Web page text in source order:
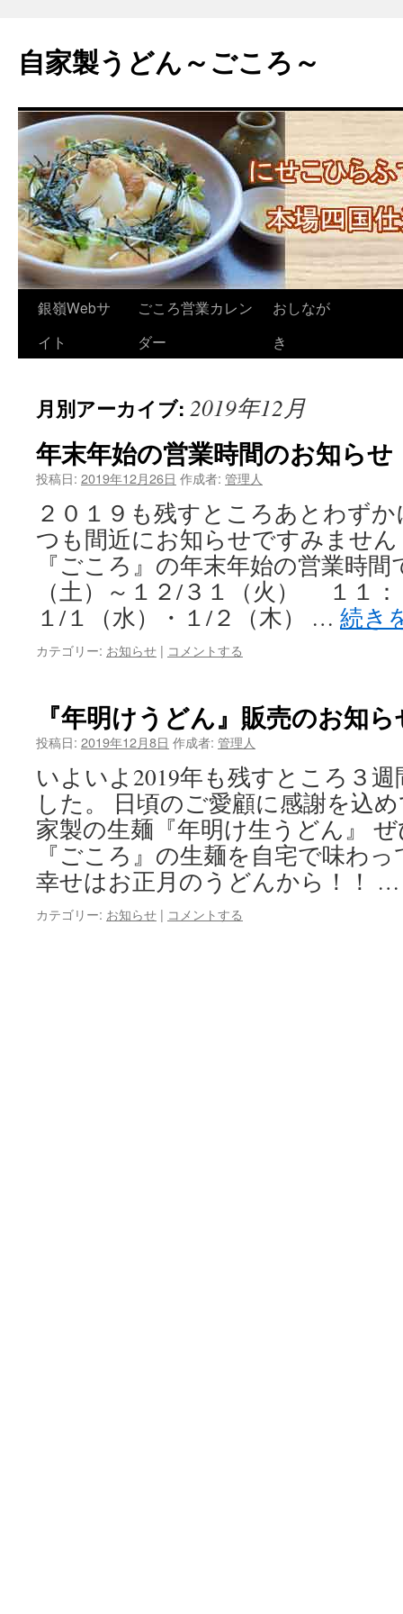
自家製うどん～ごころ～
コ
へ
銀嶺Webサ
イト
ごころ営業カレン
ダー
おしなが
き
月別アーカイブ: 2019年12月
年末年始の営業時間のお知らせ
投稿日: 2019年12月26日 作成者: 管理人
２０１９も残すところあとわず
つも間近にお知らせですみませ
『ごころ』の年末年始の営業時
（土）～１２/３１（火） １１
１/１（水）・１/２（木） … 続き
カテゴリー: お知らせ | コメントする
『年明けうどん』販売のお知
投稿日: 2019年12月8日 作成者: 管理人
いよいよ2019年も残すところ３
した。 日頃のご愛顧に感謝を込
家製の生麺『年明け生うどん』
『ごころ』の生麺を自宅で味わ
幸せはお正月のうどんから！！
カテゴリー: お知らせ | コメントする